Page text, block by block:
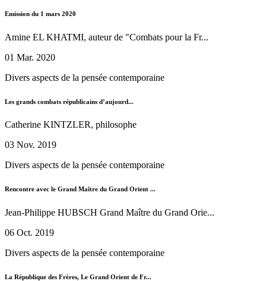
Emission du 1 mars 2020
Amine EL KHATMI, auteur de "Combats pour la Fr...
01 Mar. 2020
Divers aspects de la pensée contemporaine
Les grands combats républicains d’aujourd...
Catherine KINTZLER, philosophe
03 Nov. 2019
Divers aspects de la pensée contemporaine
Rencontre avec le Grand Maître du Grand Orient ...
Jean-Philippe HUBSCH Grand Maître du Grand Orie...
06 Oct. 2019
Divers aspects de la pensée contemporaine
La République des Frères, Le Grand Orient de Fr...